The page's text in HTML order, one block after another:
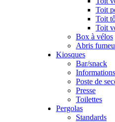
Toit
Toit
Toit
Box à vélos
Abris
Kiosques
Bar/snack
Poste de
Presse
Toilettes
Pergolas
Standards